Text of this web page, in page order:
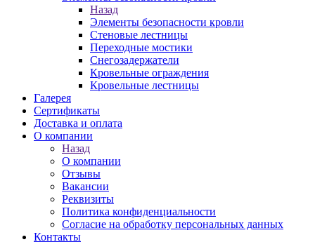
Назад
Элементы безопасности кровли
Стеновые лестницы
Переходные мостики
Снегозадержатели
Кровельные ограждения
Кровельные лестницы
Галерея
Сертификаты
Доставка и оплата
О компании
Назад
О компании
Отзывы
Вакансии
Реквизиты
Политика конфиденциальности
Согласие на обработку персональных данных
Контакты